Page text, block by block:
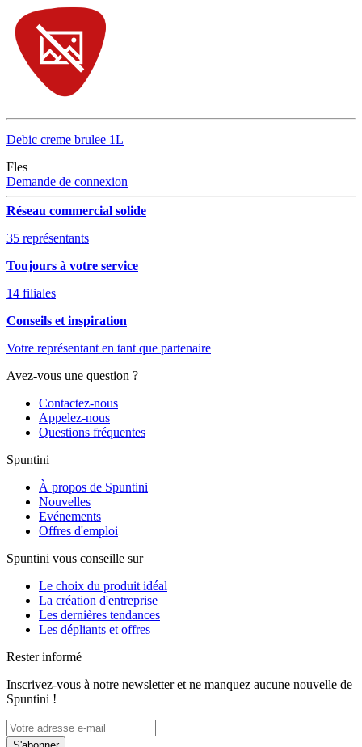
Debic creme brulee 1L
Fles
Demande de connexion
Réseau commercial solide
35 représentants
Toujours à votre service
14 filiales
Conseils et inspiration
Votre représentant en tant que partenaire
Avez-vous une question ?
Contactez-nous
Appelez-nous
Questions fréquentes
Spuntini
À propos de Spuntini
Nouvelles
Evénements
Offres d'emploi
Spuntini vous conseille sur
Le choix du produit idéal
La création d'entreprise
Les dernières tendances
Les dépliants et offres
Rester informé
Inscrivez-vous à notre newsletter et ne manquez aucune nouvelle de
Spuntini !